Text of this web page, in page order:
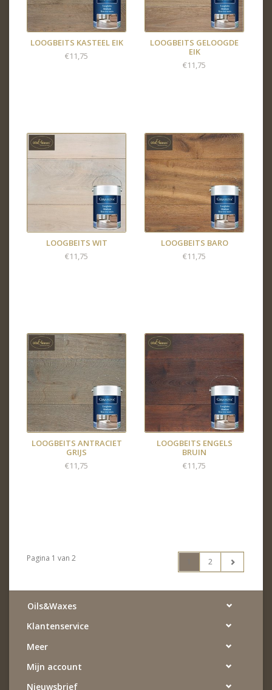
LOOGBEITS KASTEEL EIK
€11,75
LOOGBEITS GELOOGDE
EIK
€11,75
LOOGBEITS WIT
€11,75
LOOGBEITS BARO
€11,75
LOOGBEITS ANTRACIET
GRIJS
€11,75
LOOGBEITS ENGELS
BRUIN
€11,75
Pagina 1 van 2 2
Oils&Waxes
Klantenservice
Meer
Mijn account
Nieuwsbrief